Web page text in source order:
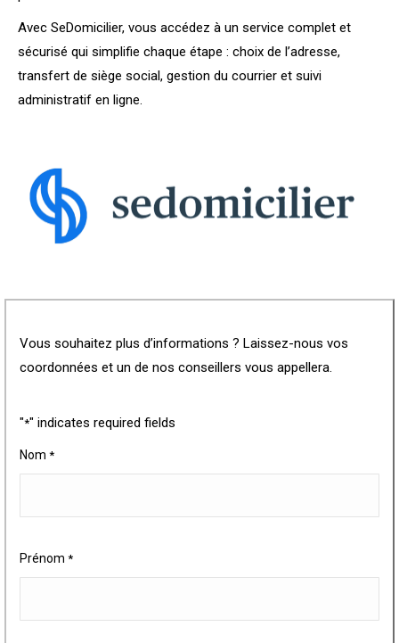
Avec SeDomicilier, vous accédez à un service complet et
sécurisé qui simplifie chaque étape : choix de l’adresse,
transfert de siège social, gestion du courrier et suivi
administratif en ligne.
Vous souhaitez plus d’informations ? Laissez-nous vos
coordonnées et un de nos conseillers vous appellera.
"*" indicates required fields
Nom *
Prénom *